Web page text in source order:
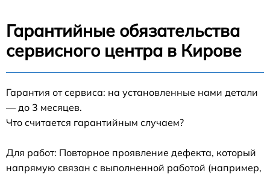
Гарантийные обязательства
сервисного центра в Кирове
Гарантия от сервиса: на установленные нами детали
— до 3 месяцев.
Что считается гарантийным случаем?
Для работ: Повторное проявление дефекта, который
напрямую связан с выполненной работой (например,